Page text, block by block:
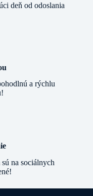
deň od odoslania
a rýchlu
na sociálnych